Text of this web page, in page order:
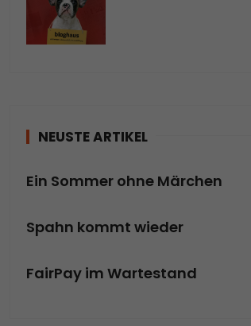
NEUSTE ARTIKEL
Ein Sommer ohne Märchen
Spahn kommt wieder
FairPay im Wartestand